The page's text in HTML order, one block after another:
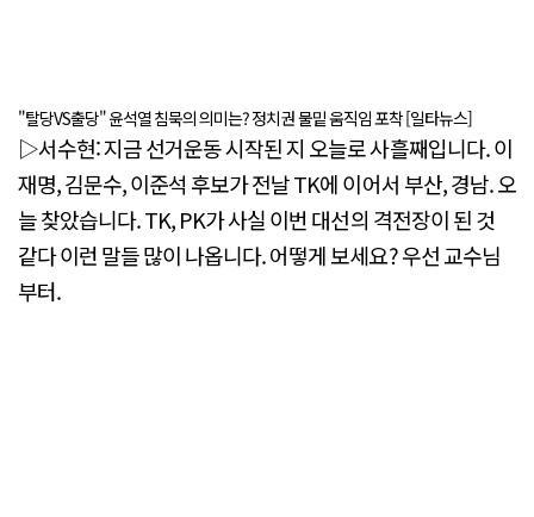
"탈당VS출당" 윤석열 침묵의 의미는? 정치권 물밑 움직임 포착 [일타뉴스]
▷서수현: 지금 선거운동 시작된 지 오늘로 사흘째입니다. 이
재명, 김문수, 이준석 후보가 전날 TK에 이어서 부산, 경남. 오
늘 찾았습니다. TK, PK가 사실 이번 대선의 격전장이 된 것
같다 이런 말들 많이 나옵니다. 어떻게 보세요? 우선 교수님
부터.